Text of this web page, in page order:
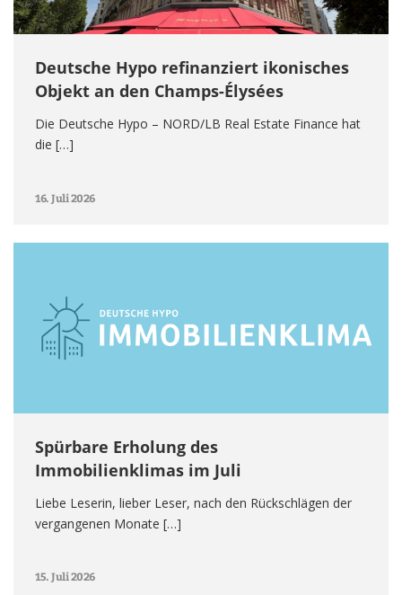
Deutsche Hypo refinanziert ikonisches
Objekt an den Champs-Élysées
Die Deutsche Hypo – NORD/LB Real Estate Finance hat
die […]
16. Juli 2026
Spürbare Erholung des
Immobilienklimas im Juli
Liebe Leserin, lieber Leser, nach den Rückschlägen der
vergangenen Monate […]
15. Juli 2026